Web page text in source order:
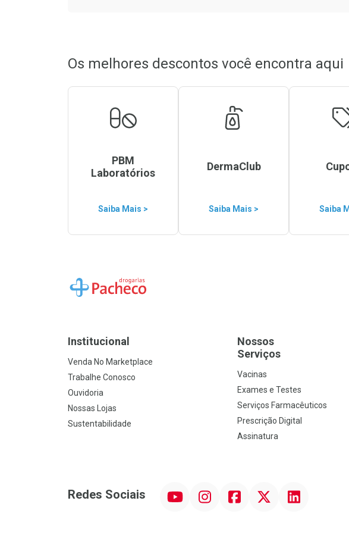
Os melhores descontos você encontra aqui
PBM
Laboratórios
Saiba Mais >
DermaClub
Saiba Mais > Saiba
Ir para a Home
Institucional
Venda No Marketplace
Trabalhe Conosco
Ouvidoria
Nossas Lojas
Sustentabilidade
Nossos
Serviços
Vacinas
Exames e Testes
Serviços Farmacêuticos
Prescrição Digital
Assinatura
Redes Sociais InstagramFacebookTwitter Linkedin